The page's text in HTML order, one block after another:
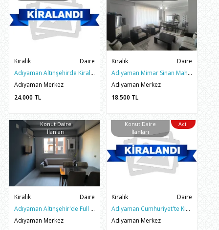
Kiralık
Daire
Adıyaman Altınşehirde Kiralık 3+1 Arakat Lüks Site İçi Daire
Adıyaman Merkez
24.000 TL
Kiralık
Daire
Adıyaman Mimar Sinan Mahallesinde Kiralık 3+1 Ferah Daire
Adıyaman Merkez
18.500 TL
Konut Daire
İlanları
Kiralık
Daire
Adıyaman Altınşehir'de Full Eşyalı Kiralık 1+1 Sıfır Daire
Adıyaman Merkez
Konut Daire
İlanları
Acil
Kiralık
Daire
Adıyaman Cumhuriyet'te Kiralık 2.Çevreyolu Civarı 3+1 Daire
Adıyaman Merkez